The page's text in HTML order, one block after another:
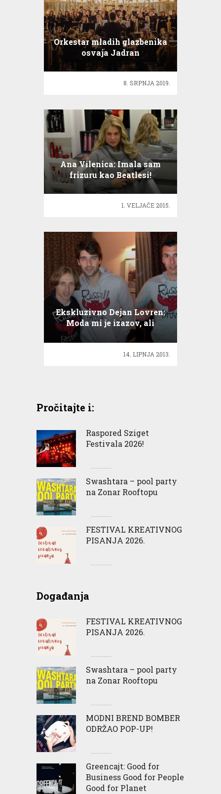
Orkestar mladih glazbenika
osvaja Jadran
8. SRPNJA 2019.
Ana Vilenica: Imala sam
frizuru kao Beatlesi!
1. VELJAČE 2015.
Ekskluzivno Dejan Lovren:
Moda mi je izazov, ali
ostajem u nogometu!
14. LIPNJA 2013.
Pročitajte i:
Raspored Sziget
Festivala 2026!
Swashtara – pool party
na Zonar Rooftopu
FESTIVAL KREATIVNOG
PISANJA 2026.
Događanja
FESTIVAL KREATIVNOG
PISANJA 2026.
Swashtara – pool party
na Zonar Rooftopu
MODNI BREND BOMBER
ODRŽAO POP-UP!
Greencajt: Good for
Business Good for People
Good for Planet